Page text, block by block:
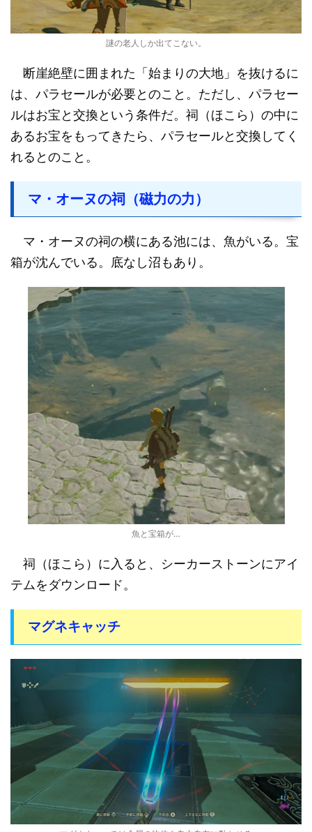
謎の老人しか出てこない。
断崖絶壁に囲まれた「始まりの大地」を抜けるに
は、パラセールが必要とのこと。ただし、パラセー
ルはお宝と交換という条件だ。祠（ほこら）の中に
あるお宝をもってきたら、パラセールと交換してく
れるとのこと。
マ・オーヌの祠（磁力の力）
マ・オーヌの祠の横にある池には、魚がいる。宝
箱が沈んでいる。底なし沼もあり。
魚と宝箱が…
祠（ほこら）に入ると、シーカーストーンにアイ
テムをダウンロード。
マグネキャッチ